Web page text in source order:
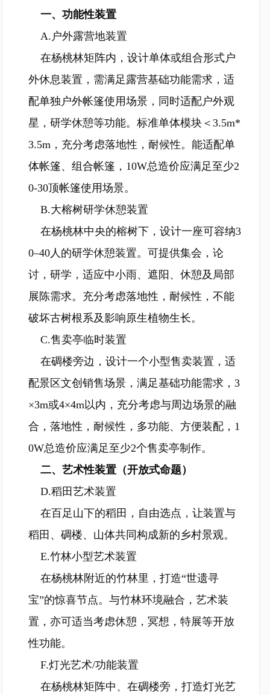
一、功能性装置
A.户外露营地装置
在杨桃林矩阵内，设计单体或组合形式户
外休息装置，需满足露营基础功能需求，适
配单独户外帐篷使用场景，同时适配户外观
星，研学休憩等功能。标准单体模块＜3.5m*
3.5m，充分考虑落地性，耐候性。能适配单
体帐篷、组合帐篷，10W总造价应满足至少2
0-30顶帐篷使用场景。
B.大榕树研学休憩装置
在杨桃林中央的榕树下，设计一座可容纳3
0–40人的研学休憩装置。可提供集会，论
讨，研学，适应中小雨、遮阳、休憩及局部
展陈需求。充分考虑落地性，耐候性，不能
破坏古树根系及影响原生植物生长。
C.售卖亭临时装置
在碉楼旁边，设计一个小型售卖装置，适
配景区文创销售场景，满足基础功能需求，3
×3m或4×4m以内，充分考虑与周边场景的融
合，落地性，耐候性，多功能、方便装配，1
0W总造价应满足至少2个售卖亭制作。
二、艺术性装置（开放式命题）
D.稻田艺术装置
在百足山下的稻田，自由选点，让装置与
稻田、碉楼、山体共同构成新的乡村景观。
E.竹林小型艺术装置
在杨桃林附近的竹林里，打造“世遗寻
宝”的惊喜节点。与竹林环境融合，艺术装
置，亦可适当考虑休憩，冥想，特展等开放
性功能。
F.灯光艺术/功能装置
在杨桃林矩阵中、在碉楼旁，打造灯光艺